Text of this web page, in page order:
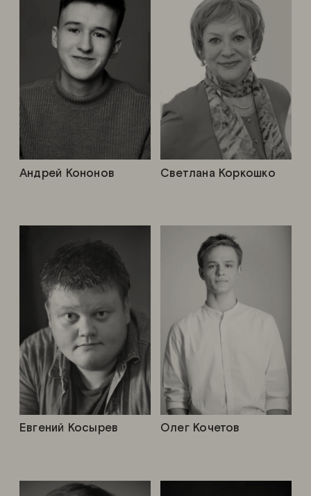
Светлана Коркошко
Андрей Кононов
Евгений Косырев Олег Кочетов